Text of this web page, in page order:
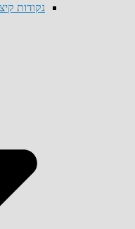
נקודות